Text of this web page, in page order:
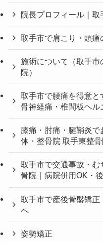
院長プロフィール｜取
取手市で肩こり・頭
施術について（取手市
院）
取手市で腰痛を得意
骨神経痛・椎間板ヘル
膝痛・肘痛・腱鞘炎
体・整骨院 取手東整
取手市で交通事故・
骨院｜病院併用OK・
取手市で産後骨盤矯
へ
姿勢矯正